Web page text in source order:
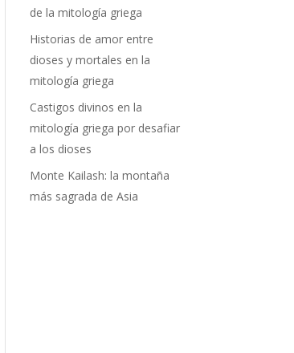
de la mitología griega
Historias de amor entre
dioses y mortales en la
mitología griega
Castigos divinos en la
mitología griega por desafiar
a los dioses
Monte Kailash: la montaña
más sagrada de Asia